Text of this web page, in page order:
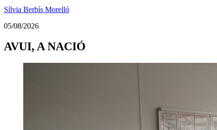
Sílvia Berbís Morelló
05/08/2026
AVUI, A NACIÓ